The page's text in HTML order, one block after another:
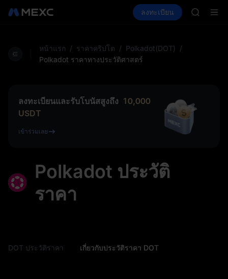
สปอต ฟิวเจอร์ส SPCX
ลงทะเบียน
AAOI
หน้าแรก / ราคาคริปโต / Polkadot(DOT)
/
Polkadot ราคาทางประวัติศาสตร์
ลงทะเบียนและรับโบนัสสูงถึง 10,000
USDT
เข้าร่วมเลย
Polkadot ประวัติ
ราคา
DOT ประวัติราคา เกี่ยวกับประวัติราคา DOT